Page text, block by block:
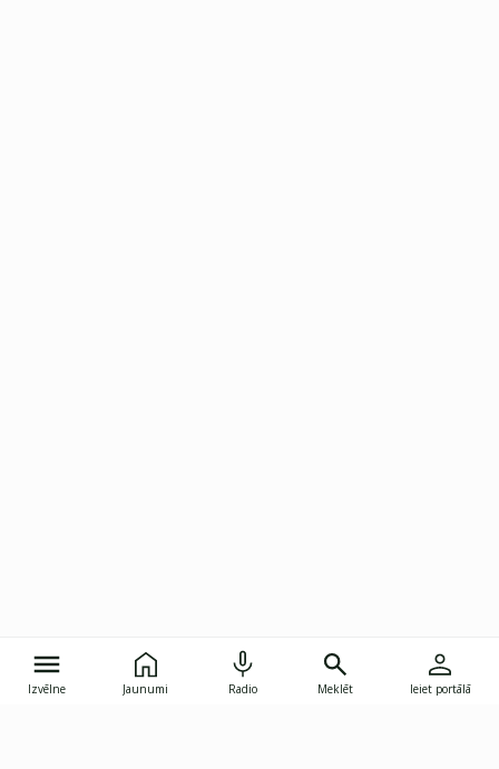
Izvēlne Jaunumi Radio Meklēt Ieiet portālā